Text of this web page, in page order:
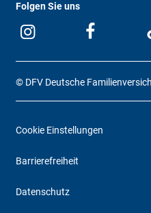
Folgen Sie uns
© DFV Deutsche
Cookie Einstellungen
Barrierefreiheit
Datenschutz